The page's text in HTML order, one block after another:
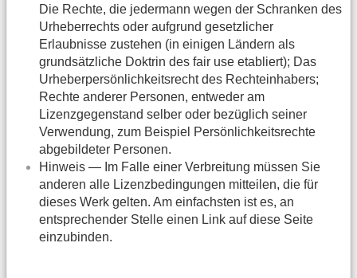
Die Rechte, die jedermann wegen der Schranken des
Urheberrechts oder aufgrund gesetzlicher
Erlaubnisse zustehen (in einigen Ländern als
grundsätzliche Doktrin des fair use etabliert); Das
Urheberpersönlichkeitsrecht des Rechteinhabers;
Rechte anderer Personen, entweder am
Lizenzgegenstand selber oder bezüglich seiner
Verwendung, zum Beispiel Persönlichkeitsrechte
abgebildeter Personen.
Hinweis — Im Falle einer Verbreitung müssen Sie
anderen alle Lizenzbedingungen mitteilen, die für
dieses Werk gelten. Am einfachsten ist es, an
entsprechender Stelle einen Link auf diese Seite
einzubinden.